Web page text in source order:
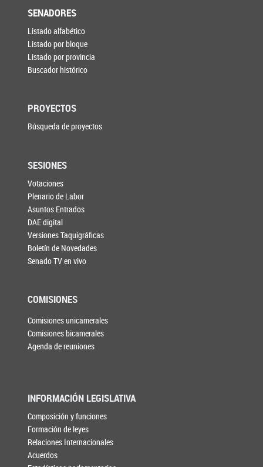
SENADORES
Listado alfabético
Listado por bloque
Listado por provincia
Buscador histórico
PROYECTOS
Búsqueda de proyectos
SESIONES
Votaciones
Plenario de Labor
Asuntos Entrados
DAE digital
Versiones Taquigráficas
Boletín de Novedades
Senado TV en vivo
COMISIONES
Comisiones unicamerales
Comisiones bicamerales
Agenda de reuniones
INFORMACIÓN LEGISLATIVA
Composición y funciones
Formación de leyes
Relaciones Internacionales
Acuerdos